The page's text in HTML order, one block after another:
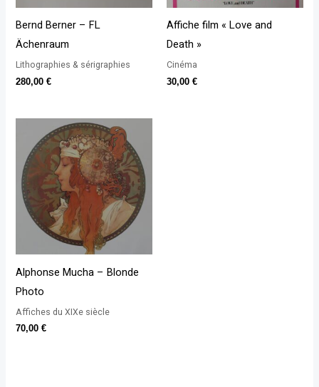
Bernd Berner – FL
Ächenraum
Lithographies & sérigraphies
280,00€
Affiche film « Love and
Death »
Cinéma
30,00 €
Alphonse Mucha – Blonde
Photo
Affiches du XIXe siècle
70,00€